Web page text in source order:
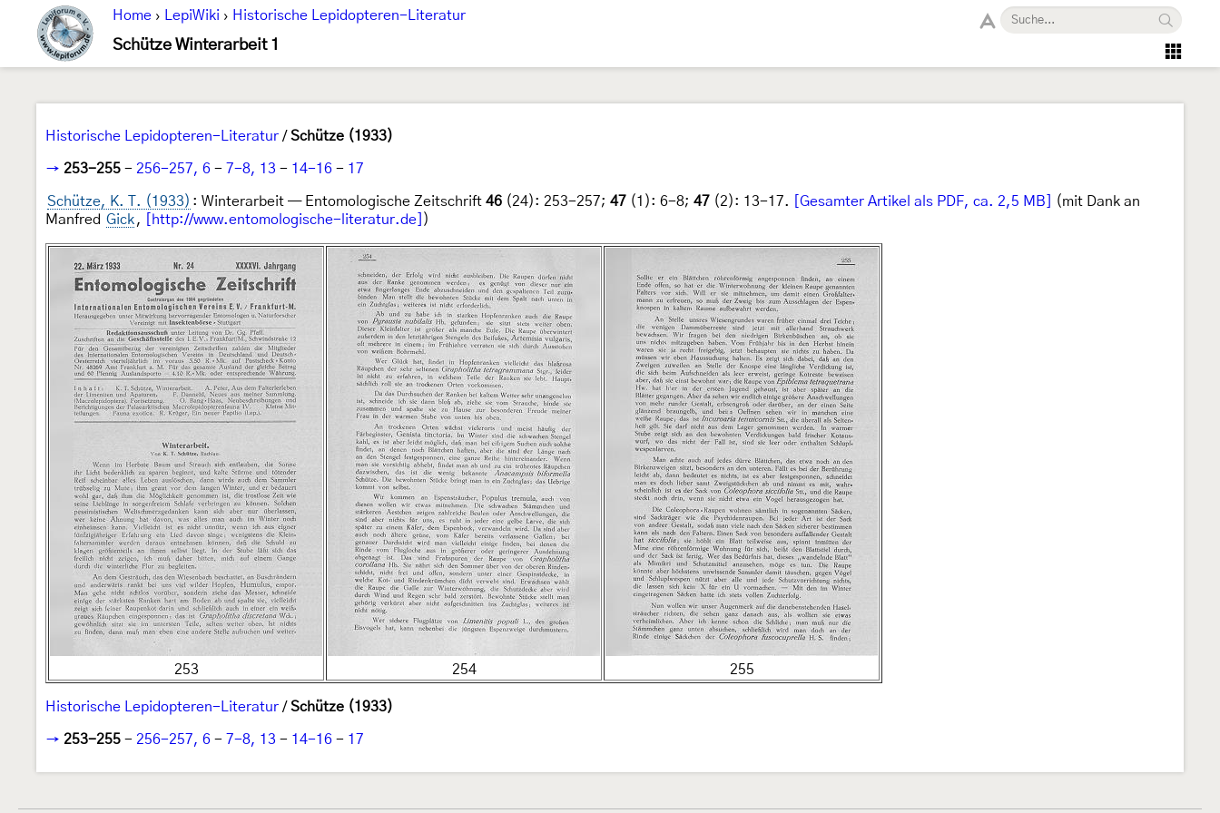
Home › LepiWiki › Historische Lepidopteren-Literatur
Schütze Winterarbeit 1
Historische Lepidopteren-Literatur / Schütze (1933)
→ 253-255 - 256-257, 6 - 7-8, 13 - 14-16 - 17
Schütze, K. T. (1933) : Winterarbeit — Entomologische Zeitschrift 46 (24): 253-257; 47 (1): 6-8; 47 (2): 13-17. [Gesamter Artikel als PDF, ca. 2,5 MB]
(mit Dank an
Manfred Gick , [http://www.entomologische-literatur.de] )
253 254 255
Historische Lepidopteren-Literatur / Schütze (1933)
→ 253-255 - 256-257, 6 - 7-8, 13 - 14-16 - 17